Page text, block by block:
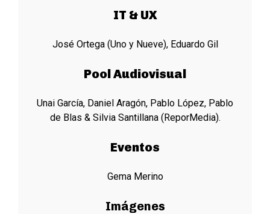
IT & UX
José Ortega (Uno y Nueve), Eduardo Gil
Pool Audiovisual
Unai García, Daniel Aragón, Pablo López, Pablo
de Blas & Silvia Santillana (ReporMedia).
Eventos
Gema Merino
Imágenes